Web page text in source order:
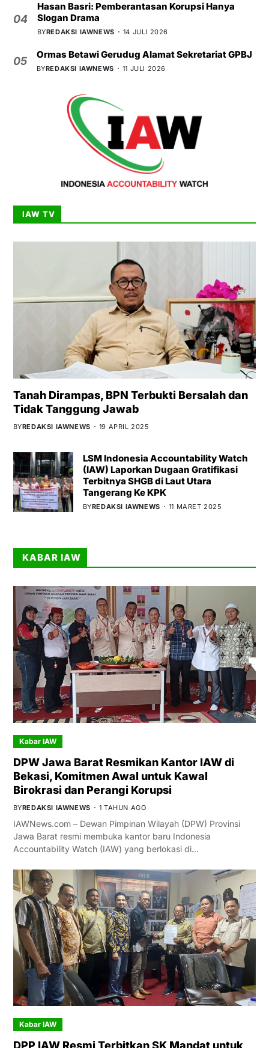
04
Hasan Basri: Pemberantasan Korupsi Hanya
Slogan Drama
BYREDAKSI IAWNEWS 14 JULI 2026
05
Ormas Betawi Gerudug Alamat Sekretariat GPBJ
BYREDAKSI IAWNEWS 11 JULI 2026
IAW TV
Tanah Dirampas, BPN Terbukti Bersalah dan
Tidak Tanggung Jawab
BYREDAKSI IAWNEWS 19 APRIL 2025
LSM Indonesia Accountability Watch
(IAW) Laporkan Dugaan Gratifikasi
Terbitnya SHGB di Laut Utara
Tangerang Ke KPK
BYREDAKSI IAWNEWS 11 MARET 2025
KABAR IAW
Kabar IAW
DPW Jawa Barat Resmikan Kantor IAW di
Bekasi, Komitmen Awal untuk Kawal
Birokrasi dan Perangi Korupsi
BYREDAKSI IAWNEWS 1 TAHUN AGO
IAWNews.com – Dewan Pimpinan Wilayah (DPW) Provinsi
Jawa Barat resmi membuka kantor baru Indonesia
Accountability Watch (IAW) yang berlokasi di…
Kabar IAW
DPP IAW Resmi Terbitkan SK Mandat untuk